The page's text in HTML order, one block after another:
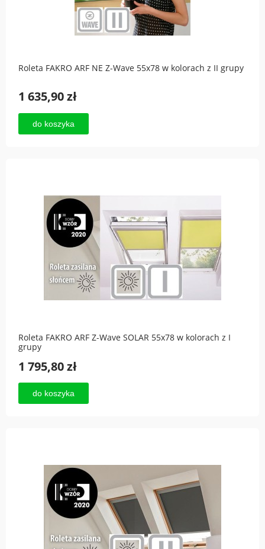
Roleta FAKRO ARF NE Z-Wave 55x78 w kolorach z II grupy
1 635,90 zł
do koszyka
Roleta FAKRO ARF Z-Wave SOLAR 55x78 w kolorach z I
grupy
1 795,80 zł
do koszyka